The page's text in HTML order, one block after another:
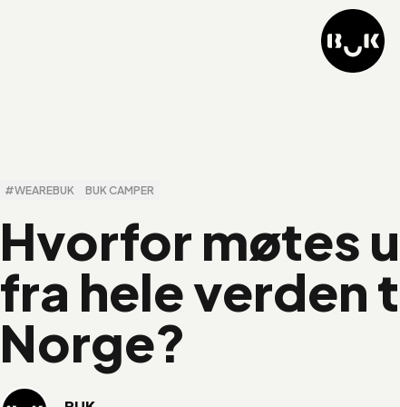
#WEAREBUK BUK CAMPER
Hvorfor møtes
fra hele verden
Norge?